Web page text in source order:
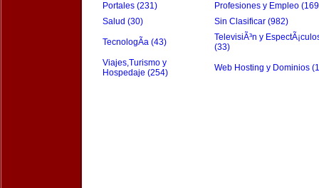
Portales (231)
Profesiones y Empleo
Salud (30)
Sin Clasificar (982)
TecnologÃ­a (43)
TelevisiÃ³n y
(33)
Viajes,Turismo y
Hospedaje (254)
Web Hosting y Dominios